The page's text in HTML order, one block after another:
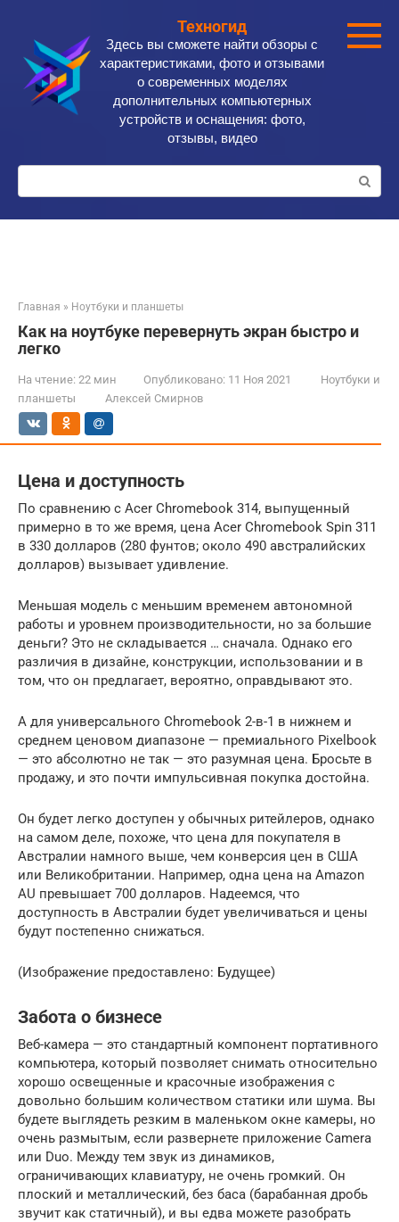
контенту
Техногид
Здесь вы сможете найти обзоры с
характеристиками, фото и отзывами
о современных моделях
дополнительных компьютерных
устройств и оснащения: фото,
отзывы, видео
Поиск:
Главная » Ноутбуки и планшеты
Как на ноутбуке перевернуть экран быстро и
легко
На чтение: 22 мин Опубликовано: 11 Ноя 2021
Ноутбуки и
планшеты
Алексей Смирнов
Цена и доступность
По сравнению с Acer Chromebook 314, выпущенный
примерно в то же время, цена Acer Chromebook Spin 311
в 330 долларов (280 фунтов; около 490 австралийских
долларов) вызывает удивление.
Меньшая модель с меньшим временем автономной
работы и уровнем производительности, но за большие
деньги? Это не складывается … сначала. Однако его
различия в дизайне, конструкции, использовании и в
том, что он предлагает, вероятно, оправдывают это.
А для универсального Chromebook 2-в-1 в нижнем и
среднем ценовом диапазоне — премиального Pixelbook
— это абсолютно не так — это разумная цена. Бросьте в
продажу, и это почти импульсивная покупка достойна.
Он будет легко доступен у обычных ритейлеров, однако
на самом деле, похоже, что цена для покупателя в
Австралии намного выше, чем конверсия цен в США
или Великобритании. Например, одна цена на Amazon
AU превышает 700 долларов. Надеемся, что
доступность в Австралии будет увеличиваться и цены
будут постепенно снижаться.
(Изображение предоставлено: Будущее)
Забота о бизнесе
Веб-камера — это стандартный компонент портативного
компьютера, который позволяет снимать относительно
хорошо освещенные и красочные изображения с
довольно большим количеством статики или шума. Вы
будете выглядеть резким в маленьком окне камеры, но
очень размытым, если развернете приложение Camera
или Duo. Между тем звук из динамиков,
ограничивающих клавиатуру, не очень громкий. Он
плоский и металлический, без баса (барабанная дробь
звучит как статичный), и вы едва можете разобрать